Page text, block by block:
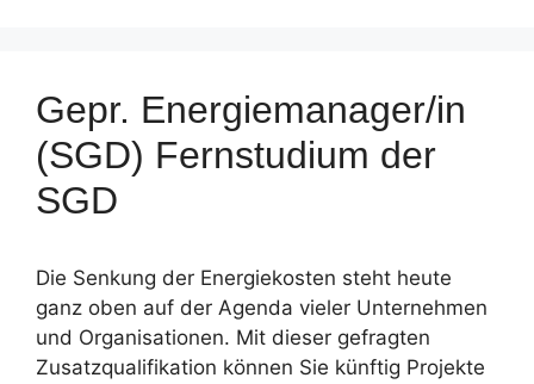
Gepr. Energiemanager/in
(SGD) Fernstudium der
SGD
Die Senkung der Energiekosten steht heute
ganz oben auf der Agenda vieler Unternehmen
und Organisationen. Mit dieser gefragten
Zusatzqualifikation können Sie künftig Projekte